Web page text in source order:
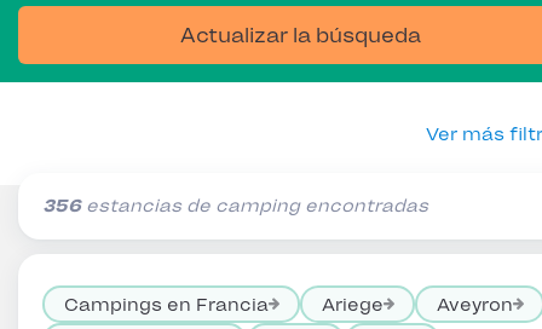
Actualizar la búsqueda
Ver más
356estancias de camping encontradas
Campings en Francia Ariege
Aveyron